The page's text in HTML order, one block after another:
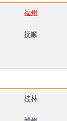
福州
抚顺
桂林